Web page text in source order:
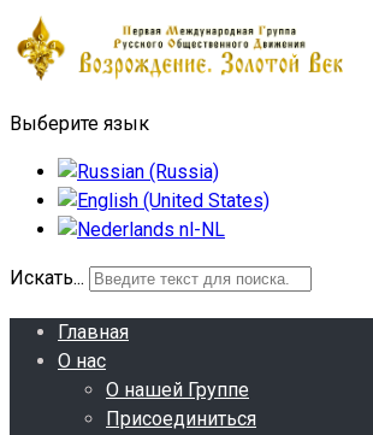
Выберите язык
Искать...
Главная
О нас
О нашей Группе
Присоединиться